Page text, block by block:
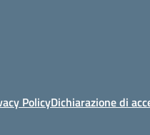
PolicyDichiarazione di